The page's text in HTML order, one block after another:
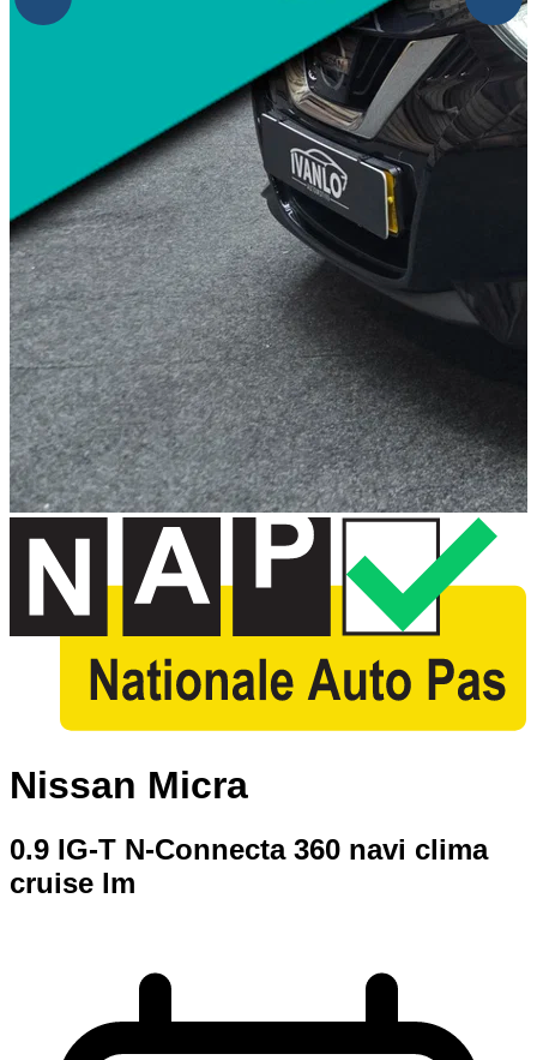
Nissan Micra
0.9 IG-T N-Connecta 360 navi clima
cruise lm